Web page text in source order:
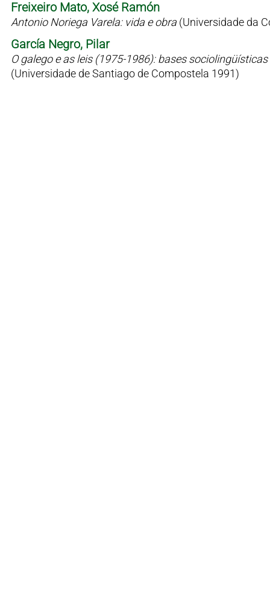
Freixeiro Mato, Xosé Ramón
Antonio Noriega Varela: vida e obra (Universidade da
García Negro, Pilar
O galego e as leis (1975-1986): bases
(Universidade de Santiago de Compostela 1991)